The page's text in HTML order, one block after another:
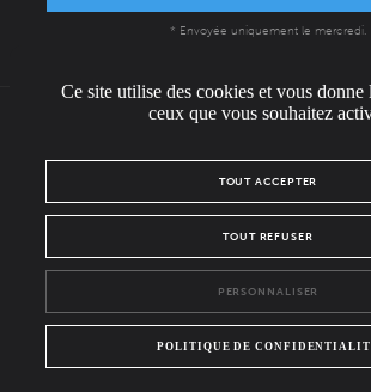
* Envoyée uniquement le mercredi.
L'ÉQUIPE
POLITIQUE DE CONFIDENTIALITÉ
FacebookInstagram
Ce site utilise des cookies et vous donne
ceux que vous souhaitez
TOUT ACCEPTER
TOUT REFUSER
PERSONNALISER
POLITIQUE DE